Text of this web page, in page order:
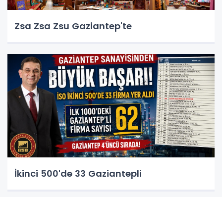
Zsa Zsa Zsu Gaziantep'te
İkinci 500'de 33 Gaziantepli